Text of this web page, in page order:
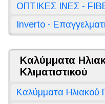
ΟΠΤΙΚΕΣ ΙΝΕΣ -
Inverto -
Καλύμματα
Κλιματιστικού
Καλύμματα Ηλιακού